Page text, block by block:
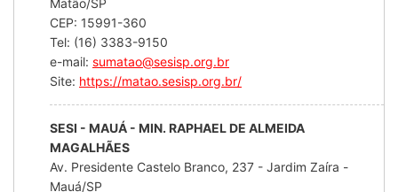
Matão/SP
CEP: 15991-360
Tel: (16) 3383-9150
e-mail: sumatao@sesisp.org.br
Site: https://matao.sesisp.org.br/
SESI - MAUÁ - MIN. RAPHAEL DE ALMEIDA
MAGALHÃES
Av. Presidente Castelo Branco, 237 - Jardim Zaíra -
Mauá/SP